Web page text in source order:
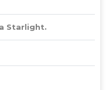
Starlight.